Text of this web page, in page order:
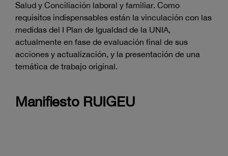
Salud y Conciliación laboral y familiar. Como
requisitos indispensables están la vinculación con las
medidas del I Plan de Igualdad de la UNIA,
actualmente en fase de evaluación final de sus
acciones y actualización, y la presentación de una
temática de trabajo original.
Manifiesto RUIGEU